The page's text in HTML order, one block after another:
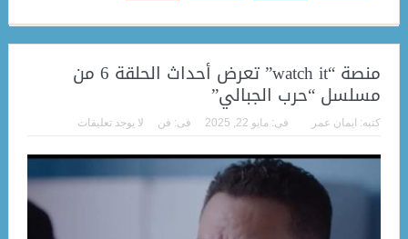
منصة “watch it” تعرض أحداث الحلقة 6 من
مسلسل “حرب الجبالي”
كتبه: ايمان عمر فى: مايو 22, 2025 فى: فن لا يوجد تعليقات